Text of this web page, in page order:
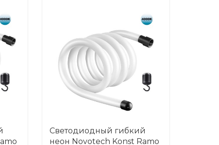
Светодиодный гибкий
неон Novotech Konst Ramo